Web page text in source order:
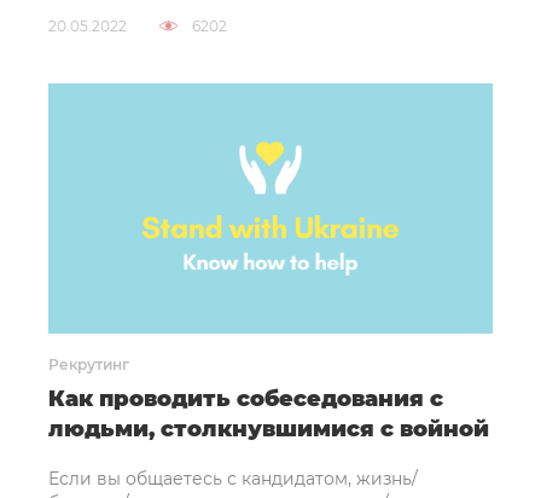
20.05.2022 6202
Рекрутинг
Как проводить собеседования с
людьми, столкнувшимися с войной
Если вы общаетесь с кандидатом, жизнь/